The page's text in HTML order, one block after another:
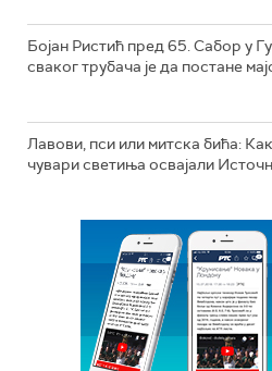
Бојан Ристић пред 65. Сабор у
сваког трубача је да постане
Лавови, пси или митска бића:
чувари светиња освајали